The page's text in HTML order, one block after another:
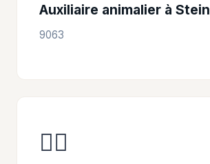
Auxiliaire animalier à Stein
9063
👩‍⚕️